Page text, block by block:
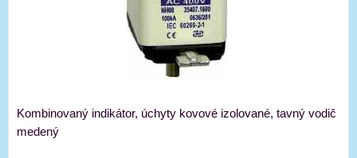
Kombinovaný indikátor, úchyty kovové izolované, tavný vodič
medený